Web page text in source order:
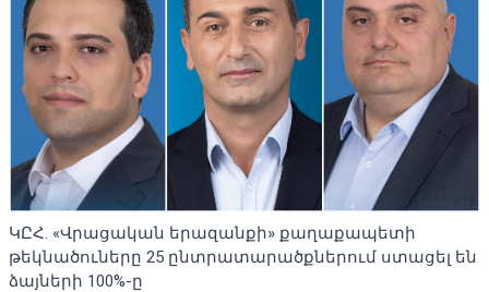
ԿԸՀ. «Վրացական երազանքի» քաղաքապետի
թեկնածուները 25 ընտրատարածքներում ստացել են
ձայների 100%-ը